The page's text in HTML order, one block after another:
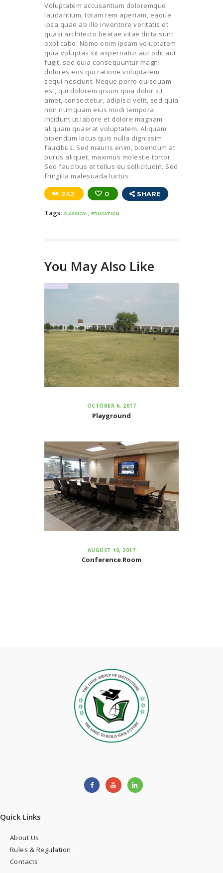
Voluptatem accusantium doloremque
laudantium, totam rem aperiam, eaque
ipsa quae ab illo inventore veritatis et
quasi architecto beatae vitae dicta sunt
explicabo. Nemo enim ipsam voluptatem
quia voluptas sit aspernatur aut odit aut
fugit, sed quia consequuntur magni
dolores eos qui ratione voluptatem
sequi nesciunt. Neque porro quisquam
est, qui dolorem ipsum quia dolor sit
amet, consectetur, adipisci velit, sed quia
non numquam eius modi tempora
incidunt ut labore et dolore magnam
aliquam quaerat voluptatem. Aliquam
bibendum lacus quis nulla dignissim
faucibus. Sed mauris enim, bibendum at
purus aliquet, maximus molestie tortor.
Sed faucibus et tellus eu sollicitudin. Sed
fringilla malesuada luctus.
242 0 SHARE
Tags: CLASSICAL, EDUCATION
You May Also Like
OCTOBER 6, 2017
Playground
AUGUST 10, 2017
Conference Room
Quick Links
About Us
Rules & Regulation
Contacts